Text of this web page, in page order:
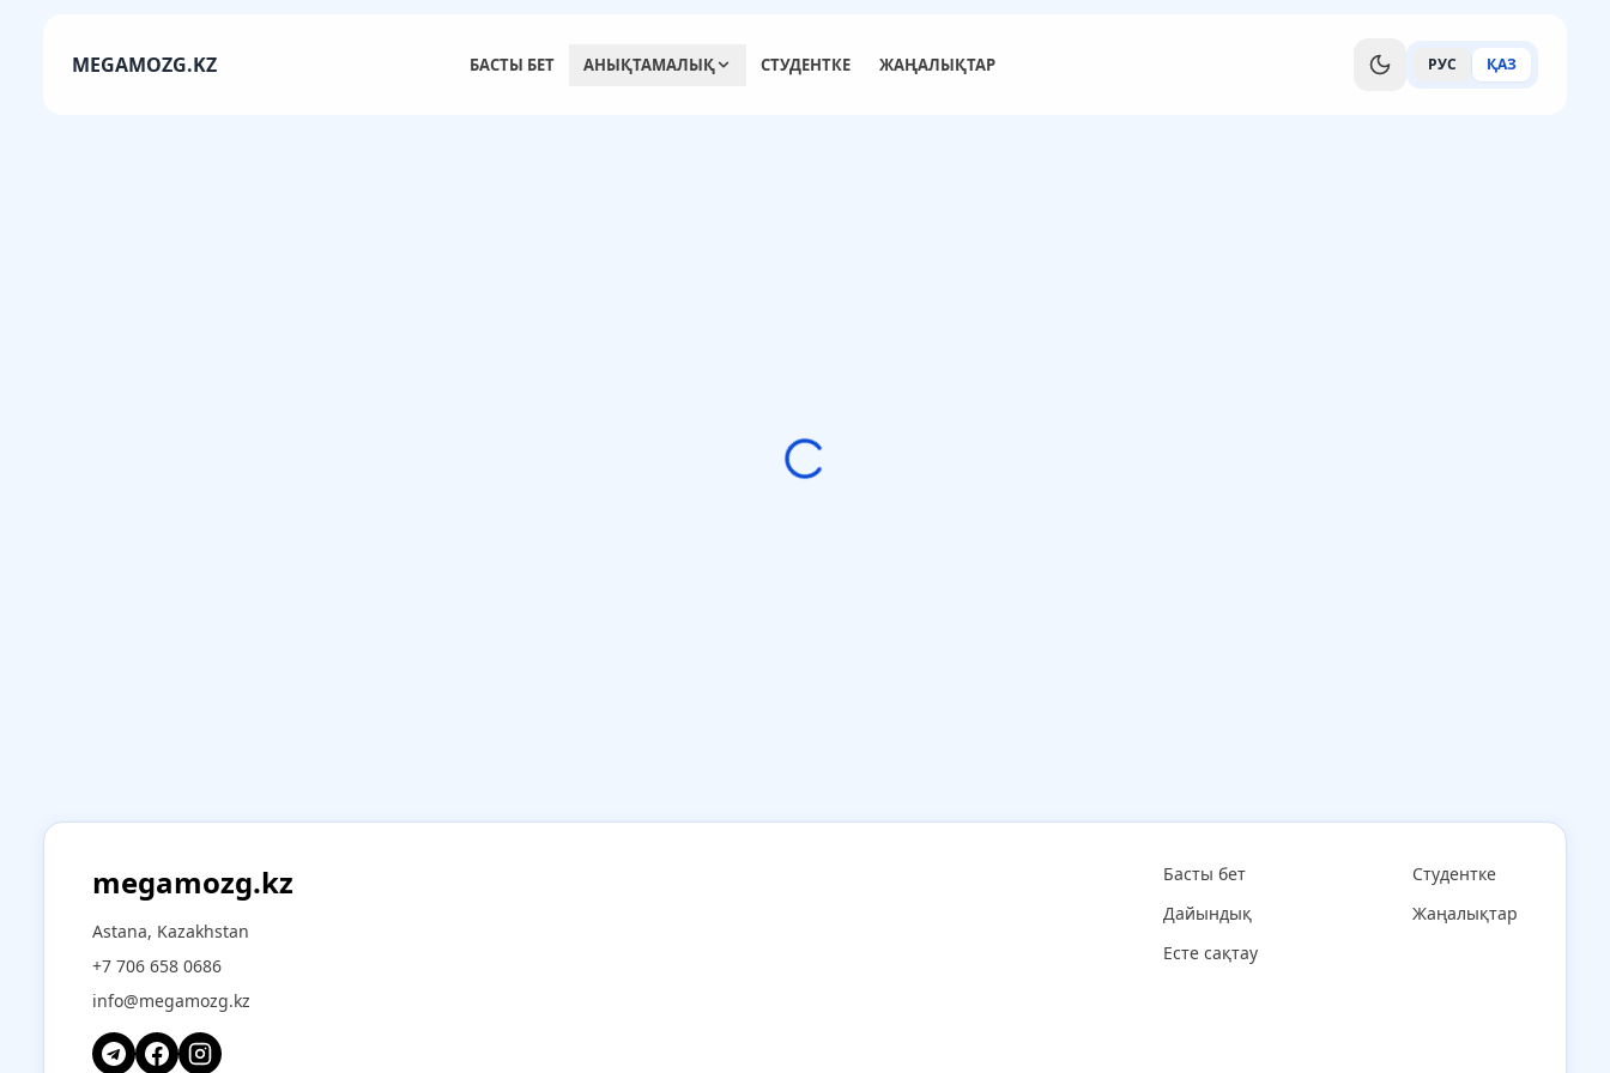
MEGAMOZG.KZ БАСТЫ БЕТ АНЫҚТАМАЛЫҚ СТУДЕНТКЕ ЖАҢАЛЫҚТАР РУС ҚАЗ
megamozg.kz
Astana, Kazakhstan
+7 706 658 0686
info@megamozg.kz
Басты бет
Дайындық
Есте сақтау
Студентке
Жаңалықтар